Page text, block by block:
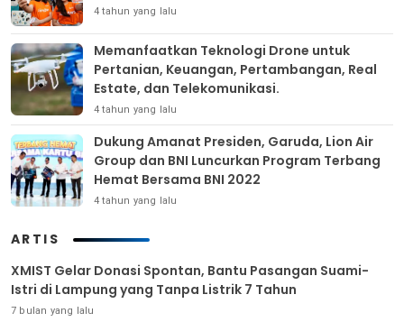
4 tahun yang lalu
Memanfaatkan Teknologi Drone untuk
Pertanian, Keuangan, Pertambangan, Real
Estate, dan Telekomunikasi.
4 tahun yang lalu
Dukung Amanat Presiden, Garuda, Lion Air
Group dan BNI Luncurkan Program Terbang
Hemat Bersama BNI 2022
4 tahun yang lalu
ARTIS
XMIST Gelar Donasi Spontan, Bantu Pasangan Suami-
Istri di Lampung yang Tanpa Listrik 7 Tahun
7 bulan yang lalu